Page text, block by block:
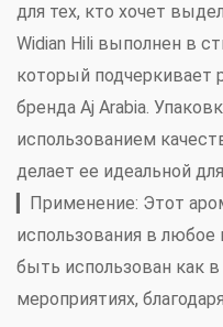
для тех, кто хочет
Widian Hili выполнен в
который подчеркивает
бренда Aj Arabia.
использованием
делает ее идеальной
Применение: Этот
использования в
быть использован как
мероприятиях,